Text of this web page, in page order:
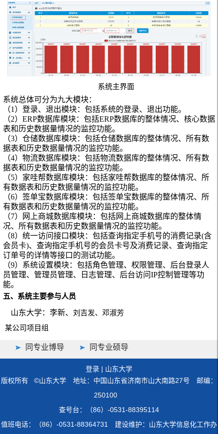
系统主界面
系统总体可分为九大模块：
（1） 登录、退出模块：包括系统的登录、退出功能。
（2） ERP数据库模块：包括ERP数据库的整体情况、核心数据
表和历史数据量情况的监控功能。
（3） 仓储数据库模块：包括仓储数据库的整体情况、所有数
据表和历史数据量情况的监控功能。
（4） 物流数据库模块：包括物流数据库的整体情况、所有数
据表和历史数据量情况的监控功能。
（5） 家哇帮数据库模块：包括家哇帮数据库的整体情况、所
有数据表和历史数据量情况的监控功能。
（6） 签单宝数据库模块：包括签单宝数据库的整体情况、所
有数据表和历史数据量情况的监控功能。
（7）
网上商城数据库模块：包括网上商城数据库的整体情
况、所有数据表和历史数据量情况的监控功能。
（8） 统一访问接口模块：包括查询指定手机号的消费记录(含
会员卡)、查询指定手机号的会员卡号及消费记录、查询指定
订单号的详情等接口的测试功能。
（9） 系统设置模块：包括角色管理、权限管理、后台登录人
员管理、管理员管理、日志管理、后台访问IP控制管理等功
能。
五、系统主要参与人员
山东大学： 李新、 刘吉发、邓淑芳
某公司项目组
同专业博导 同专业硕导
登录 | 山东大学
版权所有 ©山东大学 地址：中国山东省济南市山大南路27号 邮编：
250100
查号台：（86）-0531-88395114
值班电话：（86）-0531-88364731 建设维护：山东大学信息化工作办